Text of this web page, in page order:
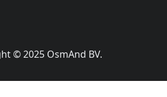
© 2025 OsmAnd BV.